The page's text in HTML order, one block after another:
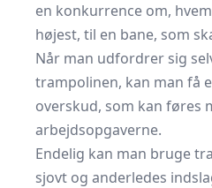
en konkurrence om,
højest, til en bane, som
Når man udfordrer sig
trampolinen, kan man få
overskud, som kan føres
arbejdsopgaverne.
Endelig kan man bruge
sjovt og anderledes